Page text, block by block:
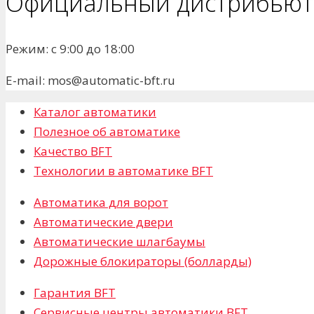
Режим: с 9:00 до 18:00
E-mail: mos@automatic-bft.ru
Каталог автоматики
Полезное об автоматике
Качество BFT
Технологии в автоматике BFT
Автоматика для ворот
Автоматические двери
Автоматические шлагбаумы
Дорожные блокираторы (болларды)
Гарантия BFT